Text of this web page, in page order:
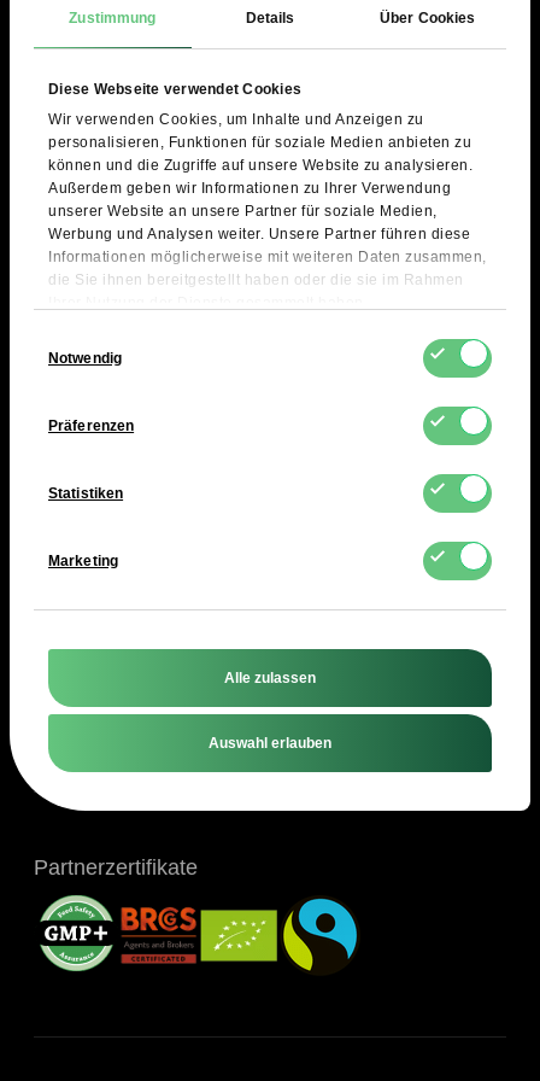
Zustimmung Details Über Cookies
Diese Webseite verwendet Cookies
Wir verwenden Cookies, um Inhalte und Anzeigen zu
personalisieren, Funktionen für soziale Medien anbieten zu
können und die Zugriffe auf unsere Website zu analysieren.
Außerdem geben wir Informationen zu Ihrer Verwendung
unserer Website an unsere Partner für soziale Medien,
Werbung und Analysen weiter. Unsere Partner führen diese
Informationen möglicherweise mit weiteren Daten zusammen,
die Sie ihnen bereitgestellt haben oder die sie im Rahmen
Notwendig
Präferenzen
Statistiken
Marketing
Alle zulassen
Auswahl erlauben
Italiano
UPDATE
PREFERENCES
Suchen Sie ein Produkt, das nicht in
Nehmen Sie Kontakt mit uns auf, und wir erstellen ein
individuelles Angebot für Ihr Unternehmen!
FDCM E-COMMERCE SPÓŁKA AKCYJNA
Krzysztofa Komedy 2/3
02-517 Warszawa
PL5214100463
Produktkategorien
Informationen
Partnerzertifikate